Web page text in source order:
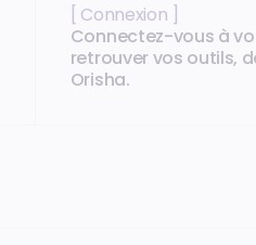
[ Connexion ]
Connectez-vous à
retrouver vos outils,
Orisha.